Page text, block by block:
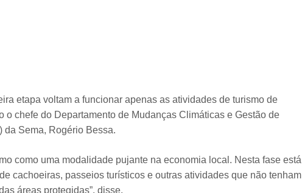
etapa voltam a funcionar apenas as atividades de turismo de
o chefe do Departamento de Mudanças Climáticas e Gestão de
da Sema, Rogério Bessa.
como uma modalidade pujante na economia local. Nesta fase está
cachoeiras, passeios turísticos e outras atividades que não tenham
áreas protegidas”, disse.